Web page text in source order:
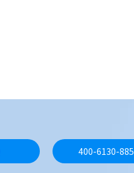
400-6130-885